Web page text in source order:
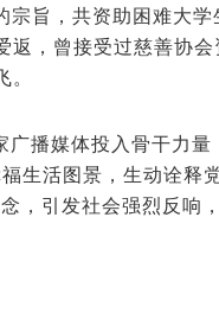
旨，共资助困难大
，曾接受过慈善协
。
播媒体投入骨干力
生活图景，生动诠释
，引发社会强烈反响